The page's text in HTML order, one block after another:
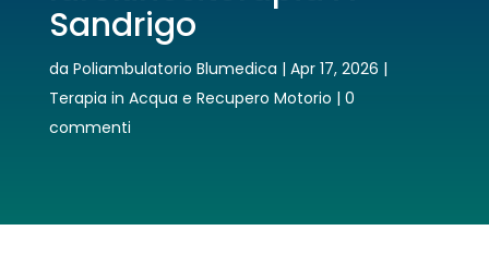
Sandrigo
da Poliambulatorio Blumedica | Apr 17, 2026 |
Terapia in Acqua e Recupero Motorio | 0
commenti